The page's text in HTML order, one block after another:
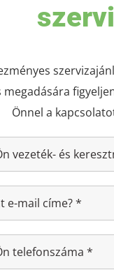
megadására
Önnel a